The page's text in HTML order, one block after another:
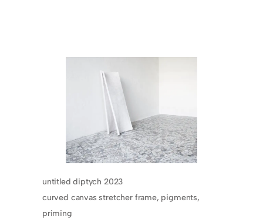
untitled diptych 2023
curved canvas stretcher frame, pigments,
priming